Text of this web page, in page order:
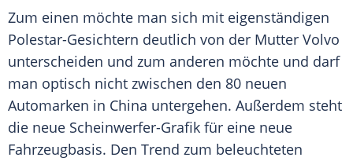
Zum einen möchte man sich mit eigenständigen
Polestar-Gesichtern deutlich von der Mutter Volvo
unterscheiden und zum anderen möchte und darf
man optisch nicht zwischen den 80 neuen
Automarken in China untergehen. Außerdem steht
die neue Scheinwerfer-Grafik für eine neue
Fahrzeugbasis. Den Trend zum beleuchteten